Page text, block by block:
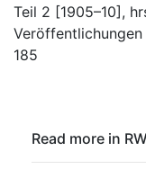
Teil 2 [1905–10],
Veröffentlichungen
185
Read more in